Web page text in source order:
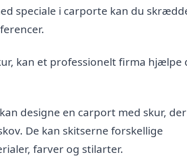
speciale i carporte kan du
kan et professionelt firma hjælpe
designe en carport med skur, der
De kan skitserne forskellige
farver og stilarter.